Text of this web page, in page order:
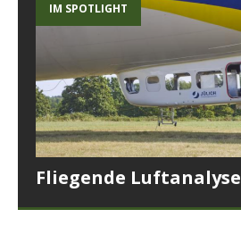
IM SPOTLIGHT
Fliegende Luftanalyse